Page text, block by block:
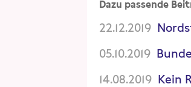
Dazu passende
22.12.2019
05.10.2019
14.08.2019 Kein